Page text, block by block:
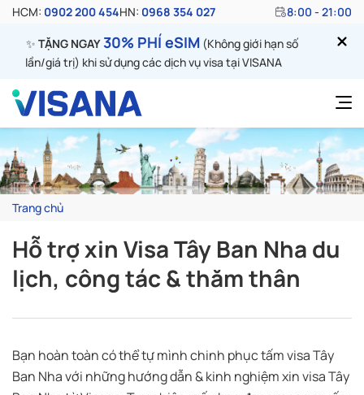
HCM: 0902 200 454HN: 0968 354 027 8:00 - 21:00
✨ TẶNG NGAY30% PHÍ eSIM (Không giới hạn số
lần/giá trị) khi sử dụng các dịch vụ visa tại VISANA
Trang chủ
Hỗ trợ xin Visa Tây Ban Nha du
lịch, công tác & thăm thân
Bạn hoàn toàn có thể tự mình chinh phục tấm visa Tây
Ban Nha với những hướng dẫn & kinh nghiệm xin visa Tây